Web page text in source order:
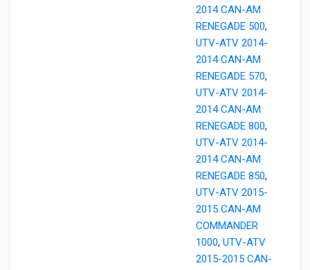
2014 CAN-AM
RENEGADE 500,
UTV-ATV 2014-
2014 CAN-AM
RENEGADE 570,
UTV-ATV 2014-
2014 CAN-AM
RENEGADE 800,
UTV-ATV 2014-
2014 CAN-AM
RENEGADE 850,
UTV-ATV 2015-
2015 CAN-AM
COMMANDER
1000, UTV-ATV
2015-2015 CAN-